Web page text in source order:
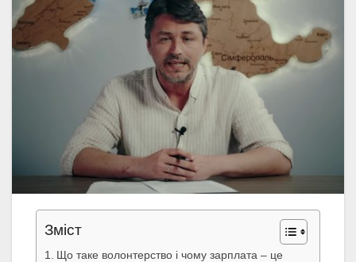
Зміст
Що таке волонтерство і чому зарплата – це